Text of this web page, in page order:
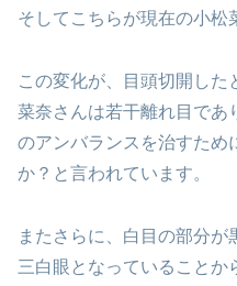
そしてこちらが現在の小松
この変化が、目頭切開し
菜奈さんは若干離れ目であ
のアンバランスを治すため
か？と言われています。
またさらに、白目の部分が
三白眼となっていることか